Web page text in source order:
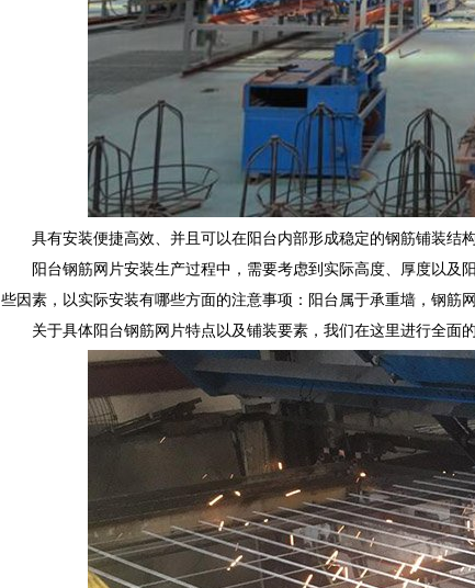
具有安装便捷高效、并且可以在阳台内部形成稳定的钢筋铺装结
阳台钢筋网片安装生产过程中，需要考虑到实际高度、厚度以
些因素，以实际安装有哪些方面的注意事项：阳台属于承重墙，钢筋
关于具体阳台钢筋网片特点以及铺装要素，我们在这里进行全面的